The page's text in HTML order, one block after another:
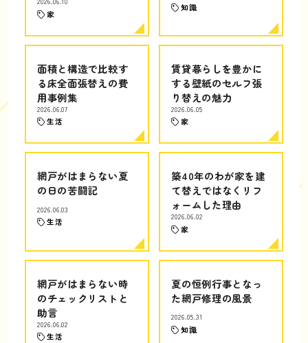
家
知識
面積と構造で比較す
る床全面張替えの費
用事例集
2026.06.07
生活
賃貸暮らしを豊かに
する壁紙のセルフ張
り替えの魅力
2026.06.05
家
網戸がはまらない夏
の日の苦闘記
2026.06.03
生活
築40年のわが家を建
て替えではなくリフ
ォームした理由
2026.06.02
家
網戸がはまらない時
のチェックリストと
助言
2026.06.02
生活
夏の恒例行事となっ
た網戸修理の風景
2026.05.31
知識